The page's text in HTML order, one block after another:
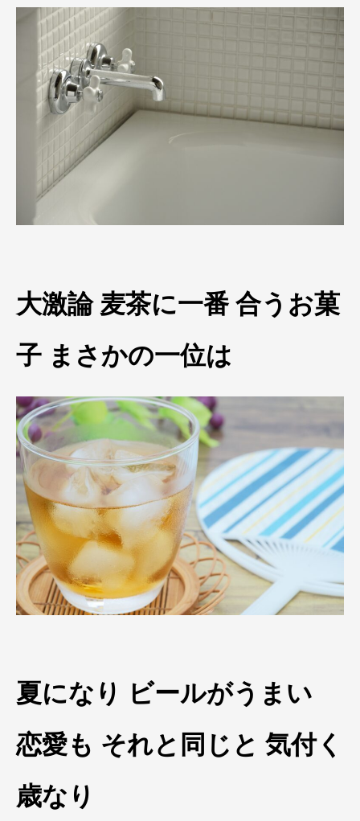
大激論 麦茶に一番 合うお菓
子 まさかの一位は
夏になり ビールがうまい
恋愛も それと同じと 気付く
歳なり